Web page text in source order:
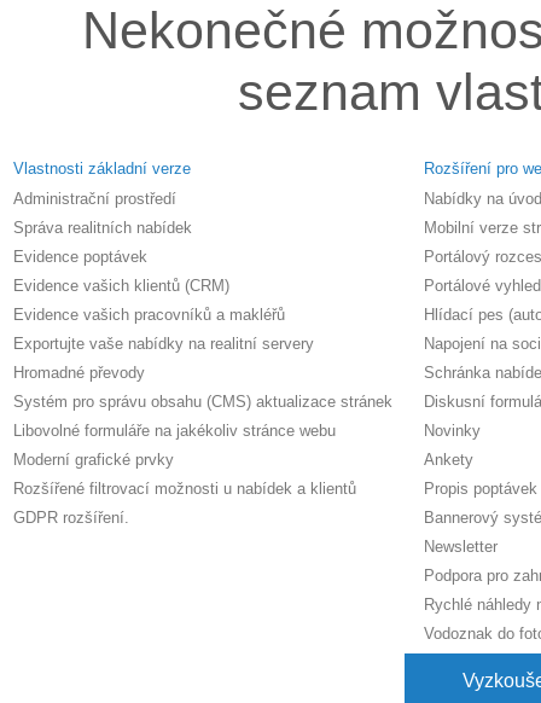
Nekonečné
seznam
Vlastnosti základní verze
Administrační prostředí
Správa realitních nabídek
Evidence poptávek
Evidence vašich klientů (CRM)
Evidence vašich pracovníků a makléřů
Exportujte vaše nabídky na realitní servery
Hromadné převody
Systém pro správu obsahu (CMS) aktualizace stránek
Libovolné formuláře na jakékoliv stránce webu
Moderní grafické prvky
Rozšířené filtrovací možnosti u nabídek a klientů
GDPR rozšíření.
Rozšíření pro
Nabídky na
Mobilní verze
Portálový
Portálové
Hlídací pes
Napojení na
Schránka
Diskusní
Novinky
Ankety
Propis
Bannerový
Newsletter
Podpora pro
Rychlé náhledy
Vodoznak do